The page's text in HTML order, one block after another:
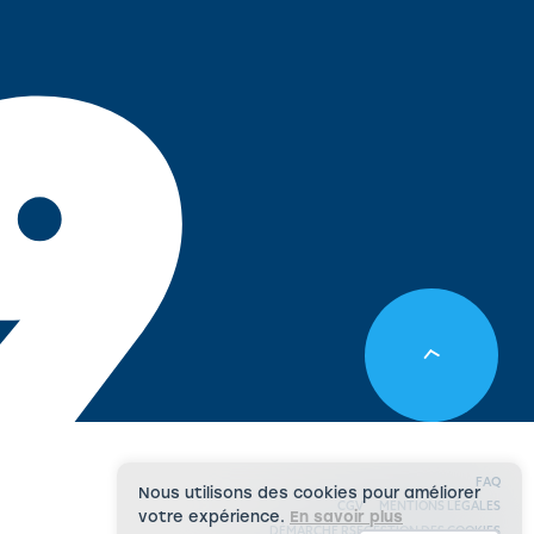
Nous utilisons des cookies pour améliorer
votre expérience. En savoir plus
CGV
FAQ
MENTIONS LÉGALES